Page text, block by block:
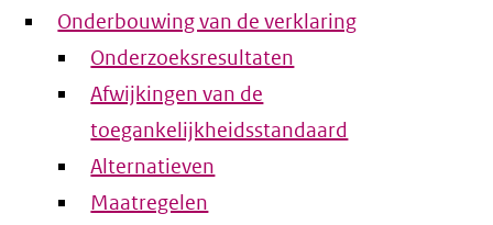
Onderbouwing van de verklaring
Onderzoeksresultaten
Afwijkingen van de
toegankelijkheidsstandaard
Alternatieven
Maatregelen